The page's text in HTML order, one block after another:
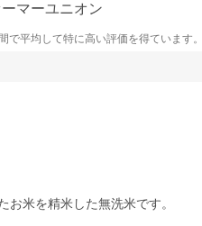
マーユニオン
平均して特に高い評価を得ています。
お米を精米した無洗米です。